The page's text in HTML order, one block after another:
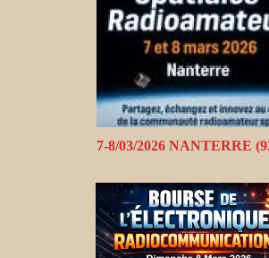
7-8/03/2026 NANTERRE